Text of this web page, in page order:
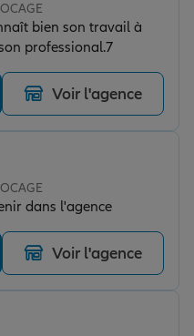
bien son travail à
professional.7
Voir l'agence
dans l'agence
Voir l'agence